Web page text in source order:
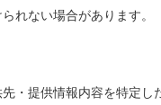
れない場合があります。
・提供情報内容を特定し